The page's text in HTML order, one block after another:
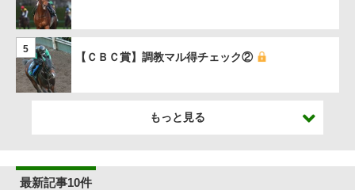
5
【ＣＢＣ賞】調教マル得チェック②
もっと見る
最新記事10件